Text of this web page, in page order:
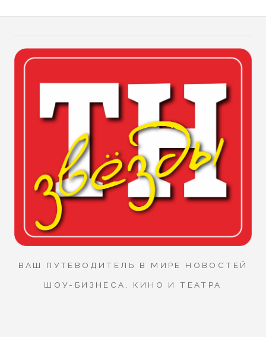
ВАШ ПУТЕВОДИТЕЛЬ В МИРЕ НОВОСТЕЙ
ШОУ-БИЗНЕСА, КИНО И ТЕАТРА